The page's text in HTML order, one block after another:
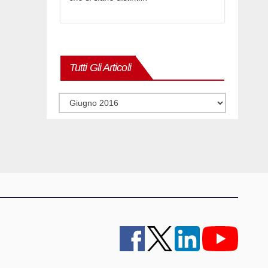
Tutti Gli Articoli
Tutti
articoli